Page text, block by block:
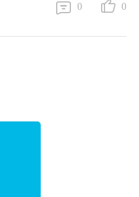
0 0